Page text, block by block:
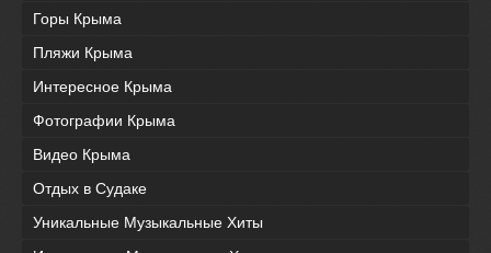
Горы Крыма
Пляжи Крыма
Интересное Крыма
Фотографии Крыма
Видео Крыма
Отдых в Судаке
Уникальные Музыкальные Хиты